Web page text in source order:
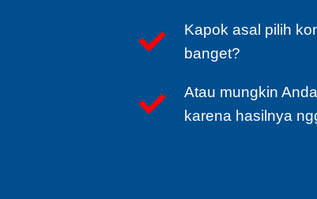
Kapok asal pilih
banget?
Atau mungkin
karena hasilnya